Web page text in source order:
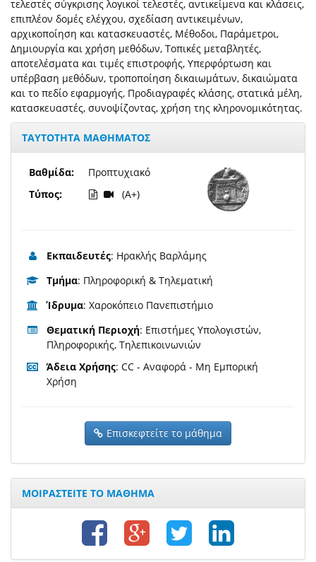
τελεστές σύγκρισης λογικοί τελεστές, αντικείμενα και κλάσεις,
επιπλέον δομές ελέγχου, σχεδίαση αντικειμένων,
αρχικοποίηση και κατασκευαστές, Μέθοδοι, Παράμετροι,
Δημιουργία και χρήση μεθόδων, Τοπικές μεταβλητές,
αποτελέσματα και τιμές επιστροφής, Υπερφόρτωση και
υπέρβαση μεθόδων, τροποποίηση δικαιωμάτων, δικαιώματα
και το πεδίο εφαρμογής, Προδιαγραφές κλάσης, στατικά μέλη,
κατασκευαστές, συνοψίζοντας, χρήση της κληρονομικότητας.
ΤΑΥΤΟΤΗΤΑ ΜΑΘΗΜΑΤΟΣ
Βαθμίδα:
Τύπος:
Προπτυχιακό
(A+)
Εκπαιδευτές: Ηρακλής Βαρλάμης
Τμήμα: Πληροφορική & Τηλεματική
Ίδρυμα: Χαροκόπειο Πανεπιστήμιο
Θεματική Περιοχή: Επιστήμες Υπολογιστών,
Πληροφορικής, Τηλεπικοινωνιών
Άδεια Χρήσης: CC - Αναφορά - Μη Εμπορική
Χρήση
Επισκεφτείτε το μάθημα
ΜΟΙΡΑΣΤΕΙΤΕ ΤΟ ΜΑΘΗΜΑ